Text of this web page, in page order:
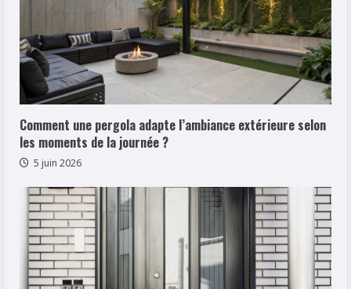
Comment une pergola adapte l’ambiance extérieure selon
les moments de la journée ?
5 juin 2026